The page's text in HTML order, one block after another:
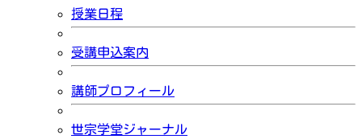
授業日程
受講申込案内
講師プロフィール
世宗学堂ジャーナル